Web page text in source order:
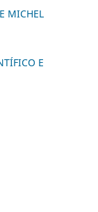
MICHEL
E